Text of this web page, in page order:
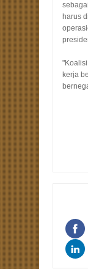
harus
kerja